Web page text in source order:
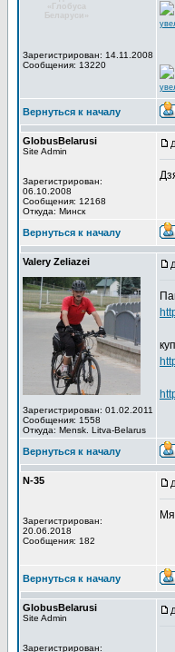
«Глобуса
Беларуси»
Зарегистрирован: 14.11.2008
Сообщения: 13220
Вернуться к началу
GlobusBelarusi
Site Admin
Зарегистрирован:
06.10.2008
Сообщения: 12168
Откуда: Минск
Вернуться к началу
Valery Zeliazei
Зарегистрирован: 01.02.2011
Сообщения: 1558
Откуда: Mensk. Litva-Belarus
Вернуться к началу
N-35
Зарегистрирован:
20.06.2018
Сообщения: 182
Вернуться к началу
GlobusBelarusi
Site Admin
Зарегистрирован: